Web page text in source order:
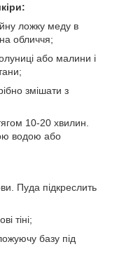
ложку меду в
обличчя;
або малини і
змішати з
10-20 хвилин.
водою або
Пуда підкреслить
тіні;
базу під